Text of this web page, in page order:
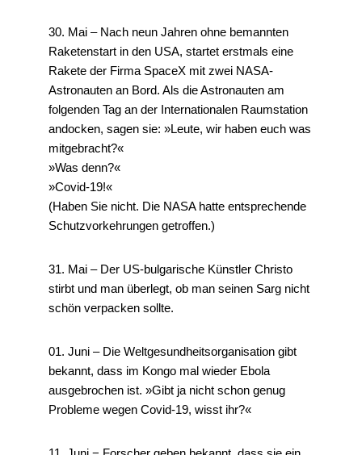
30. Mai – Nach neun Jahren ohne bemannten
Raketenstart in den USA, startet erstmals eine
Rakete der Firma SpaceX mit zwei NASA-
Astronauten an Bord. Als die Astronauten am
folgenden Tag an der Internationalen Raumstation
andocken, sagen sie: »Leute, wir haben euch was
mitgebracht?«
»Was denn?«
»Covid-19!«
(Haben Sie nicht. Die NASA hatte entsprechende
Schutzvorkehrungen getroffen.)
31. Mai – Der US-bulgarische Künstler Christo
stirbt und man überlegt, ob man seinen Sarg nicht
schön verpacken sollte.
01. Juni – Die Weltgesundheitsorganisation gibt
bekannt, dass im Kongo mal wieder Ebola
ausgebrochen ist. »Gibt ja nicht schon genug
Probleme wegen Covid-19, wisst ihr?«